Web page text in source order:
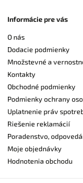
Informácie pre vás
O nás
Dodacie podmienky
Množstevné a
Kontakty
Obchodné podmienky
Podmienky ochrany
Uplatnenie práv
Riešenie reklamácií
Poradenstvo,
Moje objednávky
Hodnotenia obchodu